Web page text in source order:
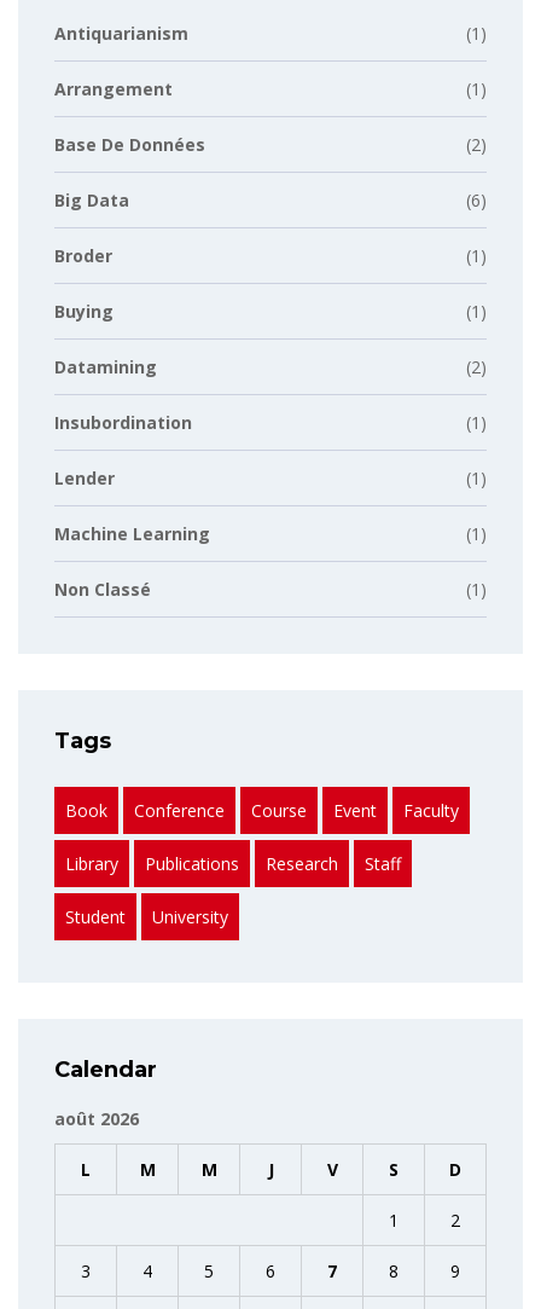
Antiquarianism (1)
Arrangement (1)
Base De Données (2)
Big Data (6)
Broder (1)
Buying (1)
Datamining (2)
Insubordination (1)
Lender (1)
Machine Learning (1)
Non Classé (1)
Tags
Book Conference Course Event Faculty
Library Publications Research Staff
Student University
Calendar
août 2026
L M M J V S D
1 2
3 4 5 6 7 8 9